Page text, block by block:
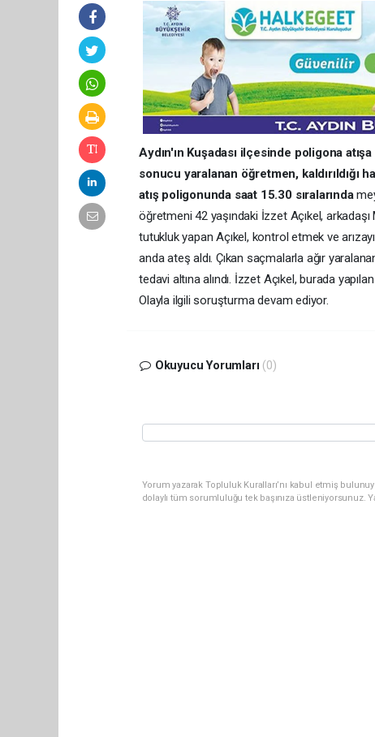
Aydın'ın Kuşadası ilçesinde poligona
sonucu yaralanan öğretmen, kaldırıldığı
atış poligonunda saat 15.30 sıralarında
öğretmeni 42 yaşındaki İzzet Açıkel,
tutukluk yapan Açıkel, kontrol etmek ve
anda ateş aldı. Çıkan saçmalarla ağır
tedavi altına alındı. İzzet Açıkel, burada
Olayla ilgili soruşturma devam ediyor.
Okuyucu Yorumları (0)
Yorum yazarak Topluluk Kuralları’nı kabul etmiş
dolaylı tüm sorumluluğu tek başınıza